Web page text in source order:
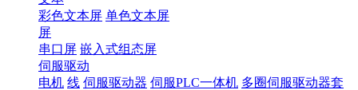
彩色文本屏 单色文本屏
屏
串口屏 嵌入式组态屏
伺服驱动
电机 线 伺服驱动器 伺服PLC一体机 多圈伺服驱动器套